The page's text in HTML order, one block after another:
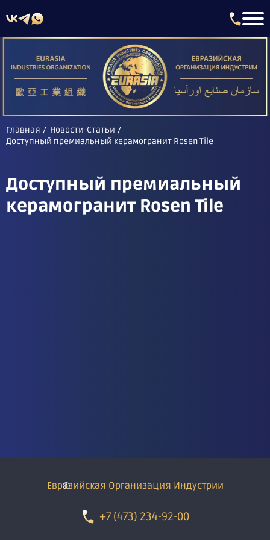
Главная
Новости-Статьи
Доступный премиальный керамогранит Rosen Tile
Доступный премиальный
керамогранит Rosen Tile
Евразийская Организация Индустрии
+7 (473) 234-92-00